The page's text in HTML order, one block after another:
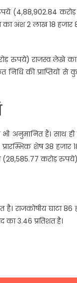
(4,88,902.84
का अंश 2 लाख 18
रुपये) राजस्व लेखे
की प्राप्तियों से
अनुमानित हैं। साथ
शेष 38 हजार
करोड़
राजकोषीय घाटा 86
3.46 प्रतिशत है।